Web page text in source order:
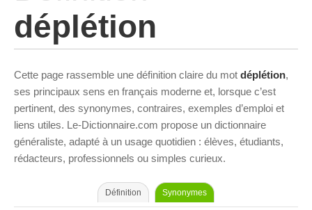
déplétion
Cette page rassemble une définition claire du mot déplétion,
ses principaux sens en français moderne et, lorsque c’est
pertinent, des synonymes, contraires, exemples d’emploi et
liens utiles. Le-Dictionnaire.com propose un dictionnaire
généraliste, adapté à un usage quotidien : élèves, étudiants,
rédacteurs, professionnels ou simples curieux.
Définition Synonymes